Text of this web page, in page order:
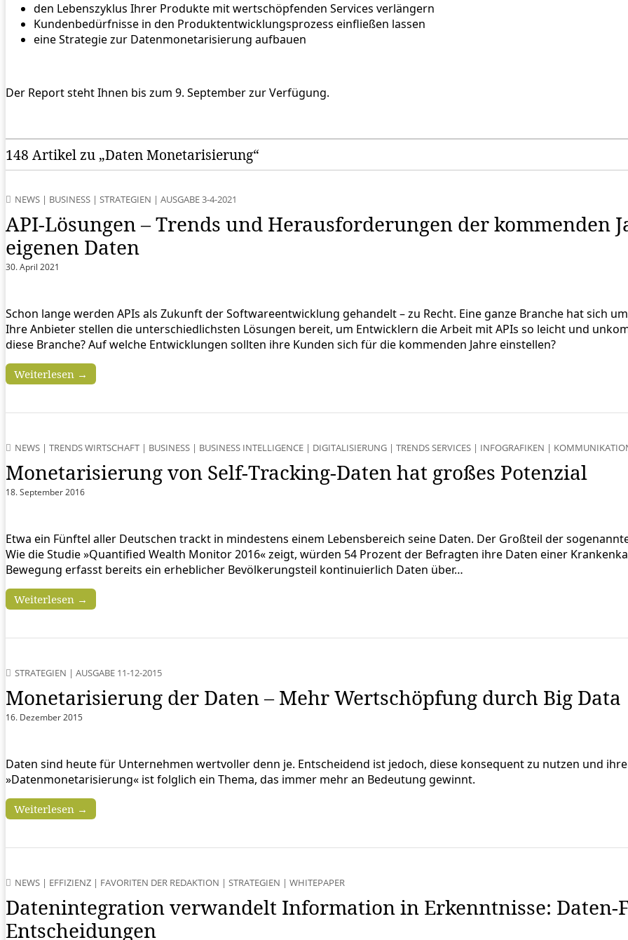
den Lebenszyklus Ihrer Produkte mit wertschöpfenden Services verlängern
Kundenbedürfnisse in den Produktentwicklungsprozess einfließen lassen
eine Strategie zur Datenmonetarisierung aufbauen
Der Report steht Ihnen bis zum 9. September zur Verfügung.
148 Artikel zu „Daten Monetarisierung“
NEWS | BUSINESS | STRATEGIEN | AUSGABE 3-4-2021
API-Lösungen – Trends und Herausforderungen der kommenden
eigenen Daten
30. April 2021
Schon lange werden APIs als Zukunft der Softwareentwicklung gehandelt – zu Recht. Eine ganze Branche hat sich
Ihre Anbieter stellen die unterschiedlichsten Lösungen bereit, um Entwicklern die Arbeit mit APIs so leicht und
diese Branche? Auf welche Entwicklungen sollten ihre Kunden sich für die kommenden Jahre einstellen?
Weiterlesen →
NEWS | TRENDS WIRTSCHAFT | BUSINESS | BUSINESS INTELLIGENCE | DIGITALISIERUNG | TRENDS SERVICES | INFOGRAFIKEN |
Monetarisierung von Self-Tracking-Daten hat großes Potenzial
18. September 2016
Etwa ein Fünftel aller Deutschen trackt in mindestens einem Lebensbereich seine Daten. Der Großteil der
Wie die Studie »Quantified Wealth Monitor 2016« zeigt, würden 54 Prozent der Befragten ihre Daten einer
Bewegung erfasst bereits ein erheblicher Bevölkerungsteil kontinuierlich Daten über…
Weiterlesen →
STRATEGIEN | AUSGABE 11-12-2015
Monetarisierung der Daten – Mehr Wertschöpfung durch Big Data
16. Dezember 2015
Daten sind heute für Unternehmen wertvoller denn je. Entscheidend ist jedoch, diese konsequent zu nutzen und
»Datenmonetarisierung« ist folglich ein Thema, das immer mehr an Bedeutung gewinnt.
Weiterlesen →
NEWS | EFFIZIENZ | FAVORITEN DER REDAKTION | STRATEGIEN | WHITEPAPER
Datenintegration verwandelt Information in Erkenntnisse: Daten-
Entscheidungen